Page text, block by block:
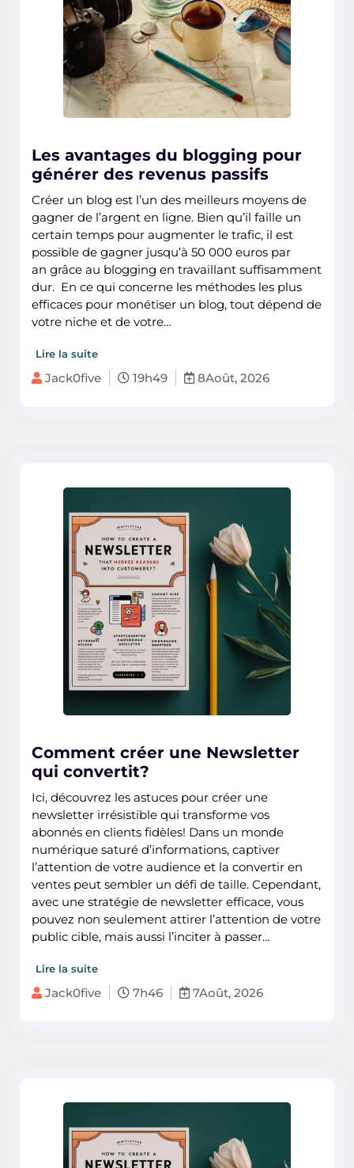
Les avantages du blogging pour
générer des revenus passifs
Créer un blog est l’un des meilleurs moyens de
gagner de l’argent en ligne. Bien qu’il faille un
certain temps pour augmenter le trafic, il est
possible de gagner jusqu’à 50 000 euros par
an grâce au blogging en travaillant suffisamment
dur. En ce qui concerne les méthodes les plus
efficaces pour monétiser un blog, tout dépend de
votre niche et de votre…
Lire la suite
Jack0five 19h49 8Août, 2026
Comment créer une Newsletter
qui convertit?
Ici, découvrez les astuces pour créer une
newsletter irrésistible qui transforme vos
abonnés en clients fidèles! Dans un monde
numérique saturé d’informations, captiver
l’attention de votre audience et la convertir en
ventes peut sembler un défi de taille. Cependant,
avec une stratégie de newsletter efficace, vous
pouvez non seulement attirer l’attention de votre
public cible, mais aussi l’inciter à passer…
Lire la suite
Jack0five 7h46 7Août, 2026